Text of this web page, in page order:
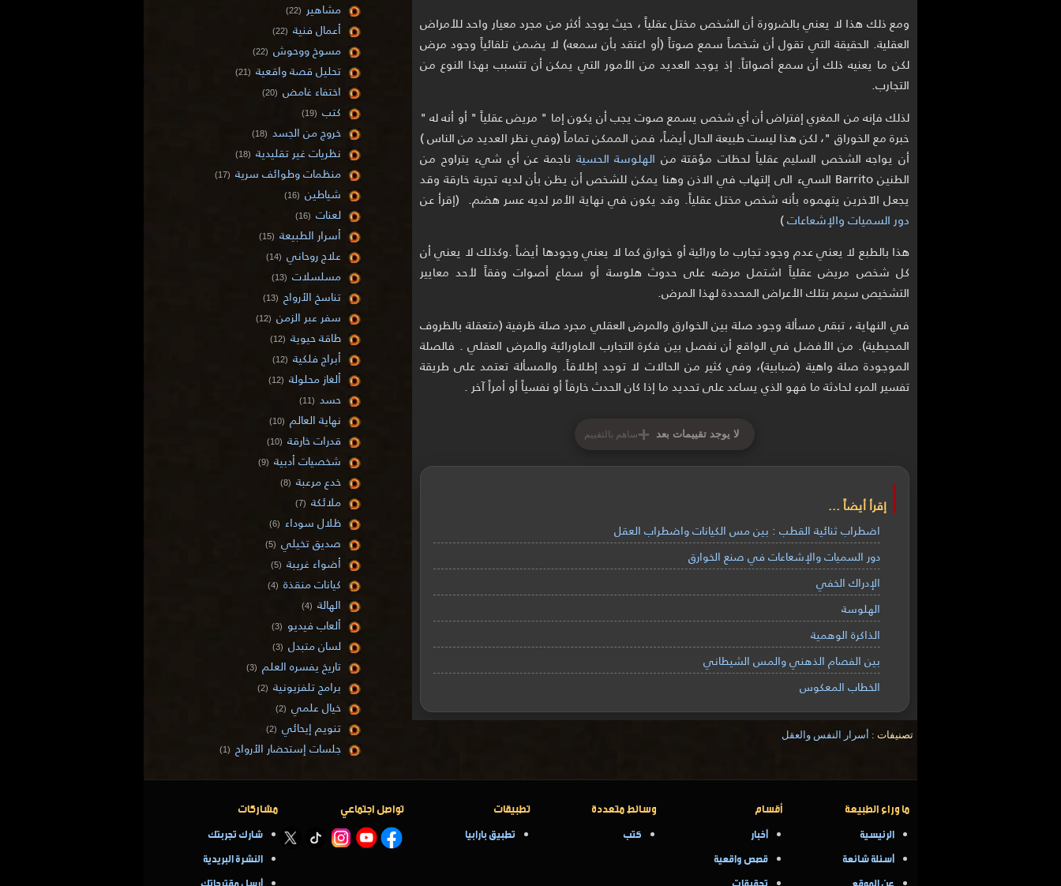
ومع ذلك هذا لا يعني بالضرورة أن الشخص مختل عقلياً ، حيث يوجد أكثر من مجرد معيار واحد للأمراض
العقلية. الحقيقة التي تقول أن شخصاً سمع صوتاً (أو اعتقد بأن سمعه) لا يضمن تلقائياً وجود مرض
لكن ما يعنيه ذلك أن سمع أصواتاً. إذ يوجد العديد من الأمور التي يمكن أن تتسبب بهذا النوع من
التجارب.
لذلك فإنه من المغري إفتراض أن أي شخص يسمع صوت يجب أن يكون إما " مريض عقلياً " أو أنه له "
خبرة مع الخوراق "، لكن هذا ليست طبيعة الحال أيضاً، فمن الممكن تماماً (وفي نظر العديد من الناس )
أن يواجه الشخص السليم عقلياً لحظات مؤقتة من الهلوسة الحسية ناجمة عن أي شيء يتراوح من
الطنين Barrito السيء الى إلتهاب في الاذن وهنا يمكن للشخص أن يظن بأن لديه تجربة خارقة وقد
يجعل الآخرين يتهموه بأنه شخص مختل عقلياً. وقد يكون في نهاية الأمر لديه عسر هضم. (إقرأ عن
دور السميات والإشعاعات)
هذا بالطبع لا يعني عدم وجود تجارب ما ورائية أو خوارق كما لا يعني وجودها أيضاً .وكذلك لا يعني أن
كل شخص مريض عقلياً اشتمل مرضه على حدوث هلوسة أو سماع أصوات وفقاً لأحد معايير
التشخيص سيمر بتلك الأعراض المحددة لهذا المرض.
في النهاية ، تبقى مسألة وجود صلة بين الخوارق والمرض العقلي مجرد صلة ظرفية (متعقلة بالظروف
المحيطية). من الأفضل في الواقع أن نفصل بين فكرة التجارب الماورائية والمرض العقلي . فالصلة
الموجودة صلة واهية (ضبابية)، وفي كثير من الحالات لا توجد إطلاقاً. والمسألة تعتمد على طريقة
تفسير المرء لحادثة ما فهو الذي يساعد على تحديد ما إذا كان الحدث خارقاً أو نفسياً أو أمراً آخر .
لا يوجد تقييمات بعد +ساهم بالتقييم
إقرأ أيضاً ...
اضطراب ثنائية القطب : بين مس الكيانات واضطراب العقل
دور السميات والإشعاعات في صنع الخوارق
الإدراك الخفي
الهلوسة
الذاكرة الوهمية
بين الفصام الذهني والمس الشيطاني
الخطاب المعكوس
تصنيفات : أسرار النفس والعقل
مشاهير (22)
أعمال فنية (22)
مسوخ ووحوش (22)
تحليل قصة واقعية (21)
اختفاء غامض (20)
كتب (19)
خروج من الجسد (18)
نظريات غير تقليدية (18)
منظمات وطوائف سرية (17)
شياطين (16)
لعنات (16)
أسرار الطبيعة (15)
علاج روحاني (14)
مسلسلات (13)
تناسخ الأرواح (13)
سفر عبر الزمن (12)
طاقة حيوية (12)
أبراج فلكية (12)
ألغاز محلولة (12)
حسد (11)
نهاية العالم (10)
قدرات خارقة (10)
شخصيات أدبية (9)
خدع مرعبة (8)
ملائكة (7)
ظلال سوداء (6)
صديق تخيلي (5)
أضواء غريبة (5)
كيانات منقذة (4)
الهالة (4)
ألعاب فيديو (3)
لسان متبدل (3)
تاريخ يفسره العلم (3)
برامج تلفزيونية (2)
خيال علمي (2)
تنويم إيحائي (2)
جلسات إستحضار الأرواح (1)
ما وراء الطبيعة
الرئيسية
أسئلة شائعة
عن الموقع
أقسام
أخبار
قصص واقعية
تحقيقات
وسائط متعددة
كتب
تطبيقات
تطبيق بارابيا
تواصل اجتماعي مشاركات
شارك تجربتك
النشرة البريدية
أرسل مقترحاتك